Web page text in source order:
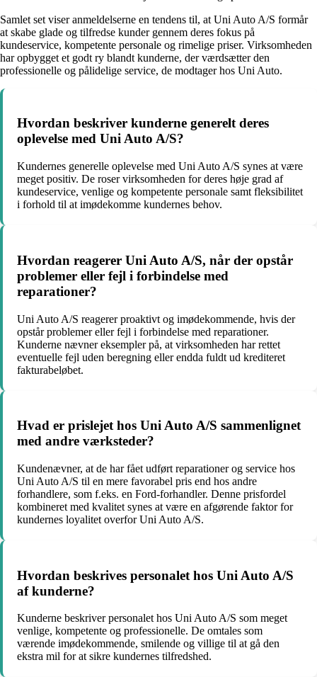
Samlet set viser anmeldelserne en tendens til, at Uni Auto A/S formår
at skabe glade og tilfredse kunder gennem deres fokus på
kundeservice, kompetente personale og rimelige priser. Virksomheden
har opbygget et godt ry blandt kunderne, der værdsætter den
professionelle og pålidelige service, de modtager hos Uni Auto.
Hvordan beskriver kunderne generelt deres
oplevelse med Uni Auto A/S?
Kundernes generelle oplevelse med Uni Auto A/S synes at være
meget positiv. De roser virksomheden for deres høje grad af
kundeservice, venlige og kompetente personale samt fleksibilitet
i forhold til at imødekomme kundernes behov.
Hvordan reagerer Uni Auto A/S, når der opstår
problemer eller fejl i forbindelse med
reparationer?
Uni Auto A/S reagerer proaktivt og imødekommende, hvis der
opstår problemer eller fejl i forbindelse med reparationer.
Kunderne nævner eksempler på, at virksomheden har rettet
eventuelle fejl uden beregning eller endda fuldt ud krediteret
fakturabeløbet.
Hvad er prislejet hos Uni Auto A/S sammenlignet
med andre værksteder?
Kundenævner, at de har fået udført reparationer og service hos
Uni Auto A/S til en mere favorabel pris end hos andre
forhandlere, som f.eks. en Ford-forhandler. Denne prisfordel
kombineret med kvalitet synes at være en afgørende faktor for
kundernes loyalitet overfor Uni Auto A/S.
Hvordan beskrives personalet hos Uni Auto A/S
af kunderne?
Kunderne beskriver personalet hos Uni Auto A/S som meget
venlige, kompetente og professionelle. De omtales som
værende imødekommende, smilende og villige til at gå den
ekstra mil for at sikre kundernes tilfredshed.